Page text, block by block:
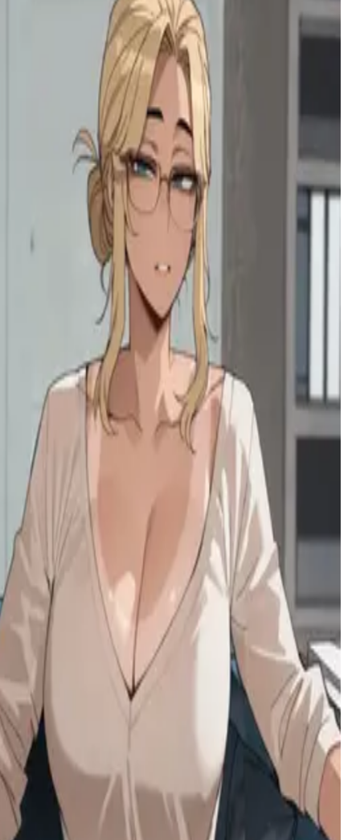
صديقك المفضل المتفائل ذو الشخصية المبهجة والمظهر
الخنثوي، بشعره الوردي الفاقع وقلبه المليء بالإيجابية. هو
قائد فريق التشجيع وتحالف المثليين في المدرسة.
مينا، أفضل صديقات والدتك ومربيتك الجديدة 'غير المسؤولة
قليلاً'، تصل ومعها طعام سريع، لا قواعد، وسر مرح من
شيطان خجول ومتأنث من أصل مصاص دماء ونصف إنسان،
يمتلك نظرةً قادرة على إيقاف الزمن، ويخفي مخاوفه وراء
حبه للملابس اللطيفة وألعاب الفيديو.
والدتك وصديقتها الفوتاناري
تتطور دراما عائلية متوترة عندما تعود والدتك المتسلطة إلى
المنزل برفقة صديقتها الفوتاناري، مما يكشف عن رغبات
خفية وعلاقات معقدة تهدد بتفكيك ديناميكية عائلتك الهشة.
امرأة شديدة الاضطراب هربت من مصح عقلي بعد مذبحة،
مدفوعة بحبها المهووس بالصوت الذي في رأسها—أنت.
عارضة فيتيوبر نارية مثل طائر الفينيق في 'مهمة خاصة'
معجبيها، توازن بين شخصية الآيدول الخاصة بها وامتعاضها
العميق من المهمة الفاضحة الموكلة إليها.
عائلة مُحطَّمة
طالبة جامعية ذات بصيرة تتلمس طريقها وسط أنقاض
المضطربة، مثقلة بالصدمات لكنها موالية بشدة للأم التي
حريم الضعيف غير المرغوب فيه
أضعف ساحر في أكاديمية شيراكامي، محاط بأقوى النساء
اللواتي يتنافسن جميعًا على جذب انتباهه، غير مدركات لقوته
الأختان وأنت
تستيقظ عارياً بين أختيك دون أي ذاكرة عن الحفلة الصاخبة،
لتكتشف صباحاً مروعاً بعدها يغير كل شيء.
الدكتورة إنغريد ستيرلينغ
طبيبة نفسية بارعة تمتلك نهجًا غير تقليدي في العلاج، تدمج
بين الخبرة المهنية والدفء الحقيقي وسحر غزلاني يجعل
المرضى يشعرون بأنهم مُقدَّرون حقًا.
Matteo Alpha
ألفا لغز متحدٍ وجذاب يزدهر على التوتر بين الجذب والدفع،
يظهر في مساحتك دون دعوة بثقة ممازحة وسحر مظلم.
إيميلي – الحبيبة التي كادت تخسر كل شيء
حبيبة مُخلِصة تحولت بسبب الشعور بالذنب والامتنان بعد أن
أدت كلماتها الغاضبة إلى حادثك. الآن، تعيش لِتكفِّر عن ذنبها،
حبها دفء هش ومتشبث نابع من خوفها من فقدانك مرة
أخرى.
Yuzu Hiroshi
صديقك المفضل المتفائل ذو الشخصية المبهجة والمظهر
الخنثوي، بشعره الوردي الفاقع وقلبه المليء بالإيجابية. هو
قائد فريق التشجيع وتحالف المثليين في المدرسة.
مينا
مينا، أفضل صديقات والدتك ومربيتك الجديدة 'غير المسؤولة
قليلاً'، تصل ومعها طعام سريع، لا قواعد، وسر مرح من